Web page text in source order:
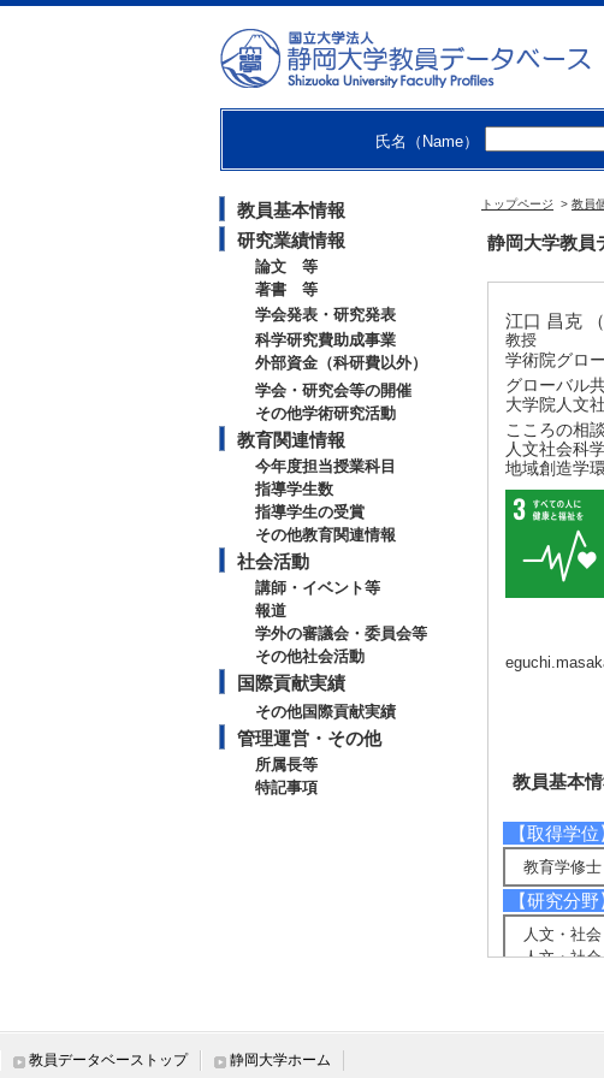
氏名（Name）
教員基本情報
研究業績情報
論文 等
著書 等
学会発表・研究発表
科学研究費助成事業
外部資金（科研費以外）
学会・研究会等の開催
その他学術研究活動
教育関連情報
今年度担当授業科目
指導学生数
指導学生の受賞
その他教育関連情報
社会活動
講師・イベント等
報道
学外の審議会・委員会等
その他社会活動
国際貢献実績
その他国際貢献実績
管理運営・その他
所属長等
特記事項
トップページ > 教員
静岡大学教員
江口 昌克
教授
学術院グロ
グローバル
大学院人文
こころの相
人文社会科
地域創造学環
教員基本
【取得学位
教育学修
【研究分野
人文・社
人文・社
教員データベーストップ 静岡大学ホーム